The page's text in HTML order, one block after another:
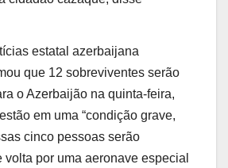
estatal azerbaijana
que 12 sobreviventes serão
o Azerbaijão na quinta-feira,
em uma “condição grave,
cinco pessoas serão
volta por uma aeronave especial